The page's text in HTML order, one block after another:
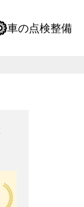
車の点検整備